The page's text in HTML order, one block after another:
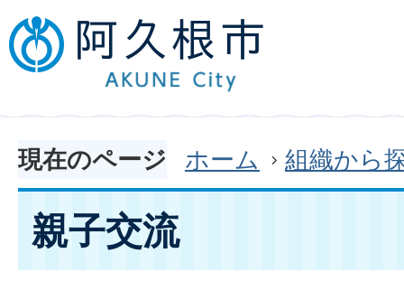
現在のページ ホーム 組織から
親子交流